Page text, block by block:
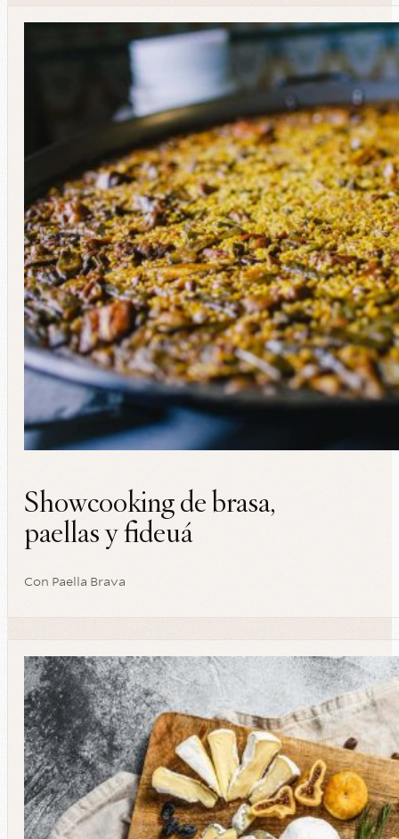
Showcooking de brasa,
paellas y fideuá
Con Paella Brava